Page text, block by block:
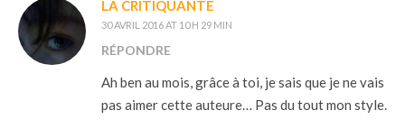
LA CRITIQUANTE
30 AVRIL 2016 AT 10 H 29 MIN
RÉPONDRE
Ah ben au mois, grâce à toi, je sais que je ne vais
pas aimer cette auteure… Pas du tout mon style.